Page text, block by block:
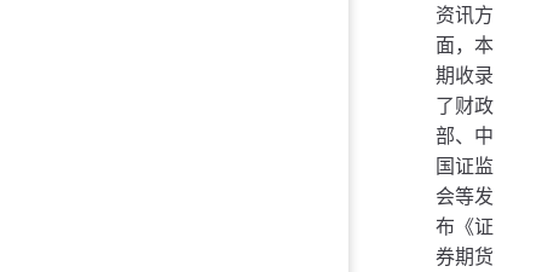
资讯方
面，本
期收录
了财政
部、中
国证监
会等发
布《证
券期货